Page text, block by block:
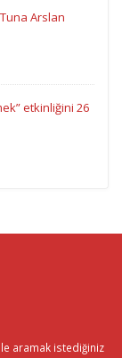
Arslan
etkinliğini 26
aramak istediğiniz